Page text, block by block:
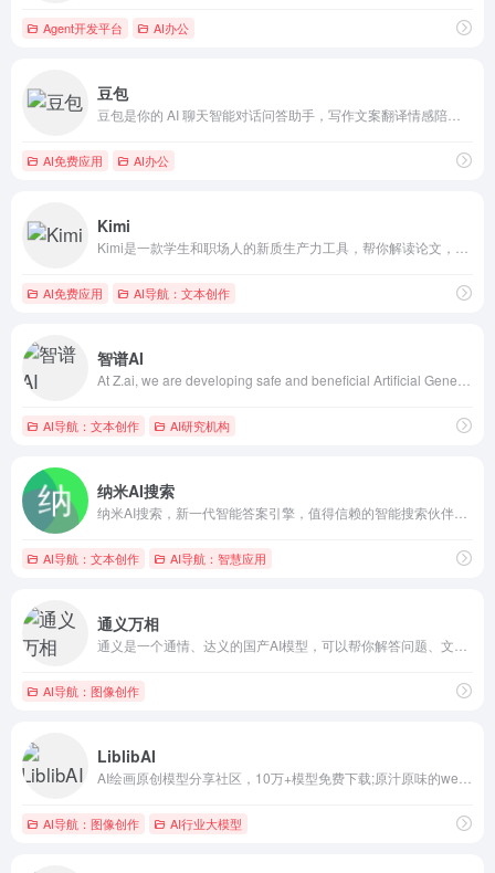
Agent开发平台 AI办公
豆包
AI免费应用 AI办公
Kimi
AI免费应用 AI导航：文本创作
智谱AI
AI导航：文本创作 AI研究机构
纳米AI搜索
AI导航：文本创作 AI导航：智慧应用
通义万相
AI导航：图像创作
LiblibAI
AI导航：图像创作 AI行业大模型